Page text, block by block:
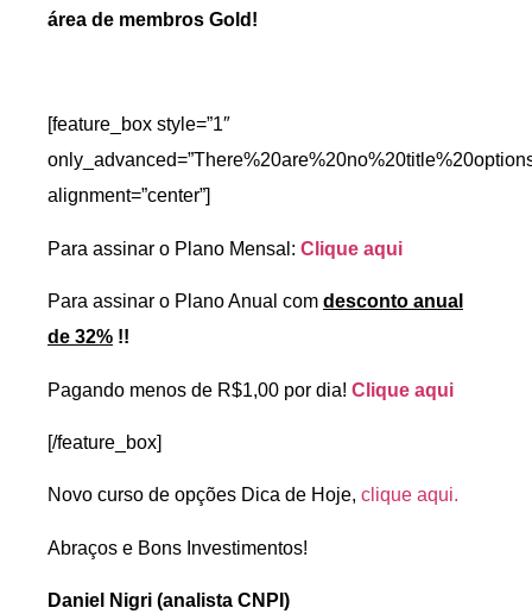
área de membros Gold!
[feature_box style=”1″
alignment=”center”]
Para assinar o Plano Mensal: Clique aqui
Para assinar o Plano Anual com desconto anual
de 32% !!
Pagando menos de R$1,00 por dia! Clique aqui
[/feature_box]
Novo curso de opções Dica de Hoje, clique aqui.
Abraços e Bons Investimentos!
Daniel Nigri (analista CNPI)